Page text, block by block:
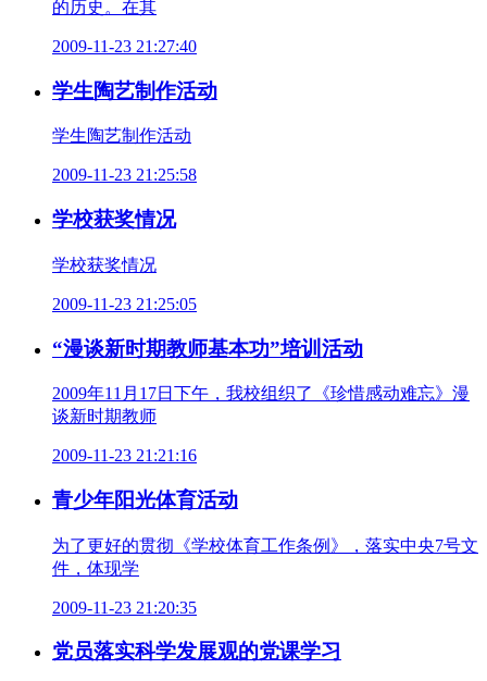
的历史。在其
2009-11-23 21:27:40
学生陶艺制作活动
学生陶艺制作活动
2009-11-23 21:25:58
学校获奖情况
学校获奖情况
2009-11-23 21:25:05
“漫谈新时期教师基本功”培训活动
2009年11月17日下午，我校组织了《珍惜感动难忘》漫
谈新时期教师
2009-11-23 21:21:16
青少年阳光体育活动
为了更好的贯彻《学校体育工作条例》，落实中央7号文
件，体现学
2009-11-23 21:20:35
党员落实科学发展观的党课学习